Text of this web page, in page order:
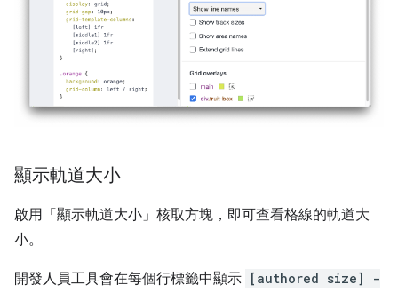
顯示軌道大小
啟用「顯示軌道大小」 核取方塊，即可查看格線的軌道大
小。
開發人員工具會在每個行標籤中顯示 [authored size] -